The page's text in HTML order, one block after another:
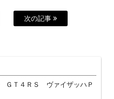
次の記事
Ｔ４ＲＳ ヴァイザッハＰ